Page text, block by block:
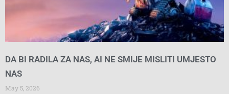
DA BI RADILA ZA NAS, AI NE SMIJE MISLITI UMJESTO
NAS
May 5, 2026